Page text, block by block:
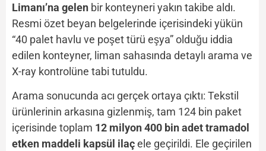
Limanı’na gelen bir konteyneri yakın takibe aldı.
Resmi özet beyan belgelerinde içerisindeki yükün
“40 palet havlu ve poşet türü eşya” olduğu iddia
edilen konteyner, liman sahasında detaylı arama ve
X-ray kontrolüne tabi tutuldu.
Arama sonucunda acı gerçek ortaya çıktı: Tekstil
ürünlerinin arkasına gizlenmiş, tam 124 bin paket
içerisinde toplam 12 milyon 400 bin adet tramadol
etken maddeli kapsül ilaçele geçirildi. Ele geçirilen